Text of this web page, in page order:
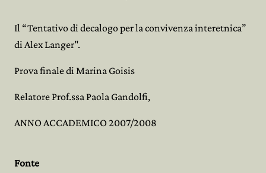
Il “Tentativo di decalogo per la convivenza interetnica”
di Alex Langer".
Prova finale di Marina Goisis
Relatore Prof.ssa Paola Gandolfi,
ANNO ACCADEMICO 2007/2008
Fonte